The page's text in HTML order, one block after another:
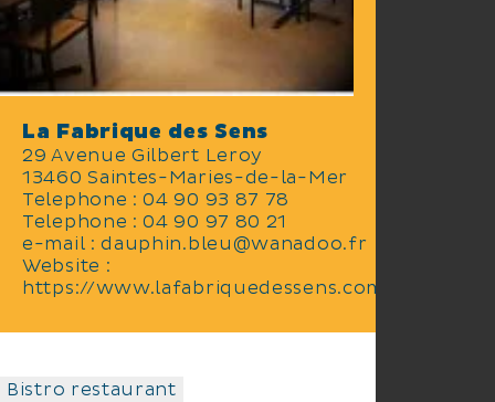
traditionnelle et raffinée.
La Fabrique des Sens
29 Avenue Gilbert Leroy
13460 Saintes-Maries-de-la-Mer
Telephone : 04 90 93 87 78
Telephone : 04 90 97 80 21
e-mail : dauphin.bleu@wanadoo.fr
Website :
https://www.lafabriquedessens.com
Bistro restaurant